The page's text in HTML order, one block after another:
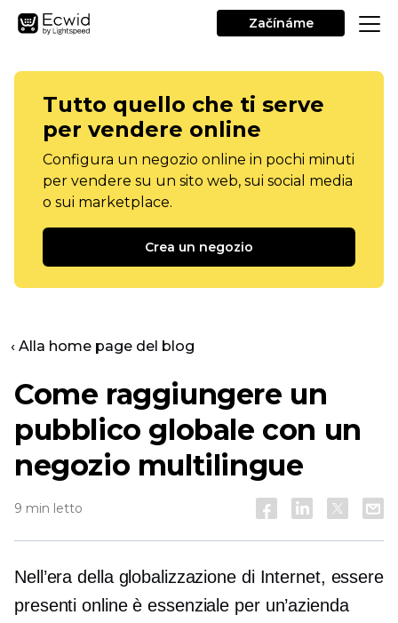
Začínáme
Tutto quello che ti serve
per vendere online
Configura un negozio online in pochi minuti
per vendere su un sito web, sui social media
o sui marketplace.
Crea un negozio
‹ Alla home page del blog
Come raggiungere un
pubblico globale con un
negozio multilingue
9 min letto
Nell’era della globalizzazione di Internet, essere
presenti online è essenziale per un’azienda